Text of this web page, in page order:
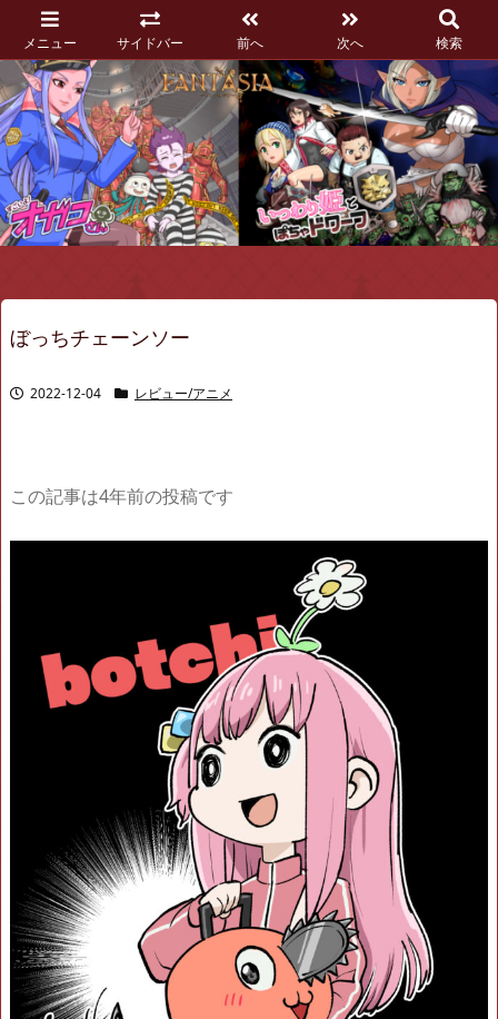
メニュー サイドバー 前へ 次へ 検索
ぼっちチェーンソー
2022-12-04 レビュー/アニメ
この記事は4年前の投稿です